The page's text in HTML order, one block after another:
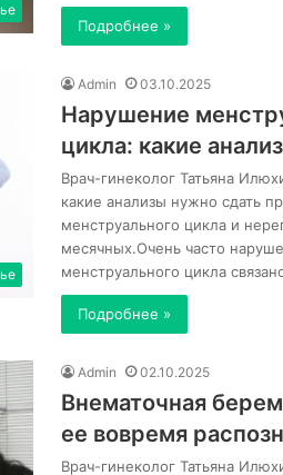
Подробнее »
Admin 03.10.2025
Нарушение
цикла: какие
Врач-гинеколог Татьяна
какие анализы нужно сдать
менструального цикла и
месячных.Очень часто
менструального цикла
Подробнее »
Admin 02.10.2025
Внематочная
ее вовремя
Врач-гинеколог Татьяна